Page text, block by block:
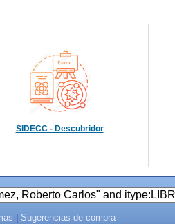
SIDECC - Descubridor
Sugerencias de compra